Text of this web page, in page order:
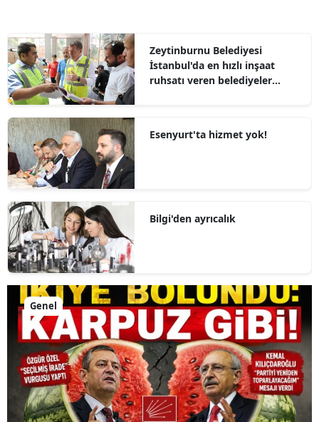
Zeytinburnu Belediyesi
İstanbul'da en hızlı inşaat
ruhsatı veren belediyeler
Esenyurt'ta hizmet yok!
Bilgi'den ayrıcalık
Genel